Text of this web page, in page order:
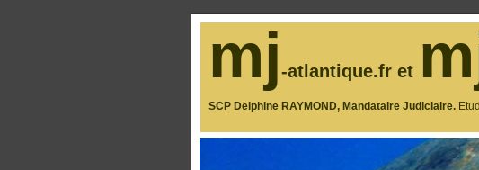
mj-atlantique.fr et
SCP Delphine RAYMOND, Mandataire Judiciaire.